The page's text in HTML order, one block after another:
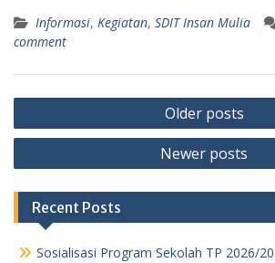
Informasi, Kegiatan, SDIT Insan Mulia
comment
Posts
navigation
Older posts
Newer posts
Recent Posts
Sosialisasi Program Sekolah TP 2026/